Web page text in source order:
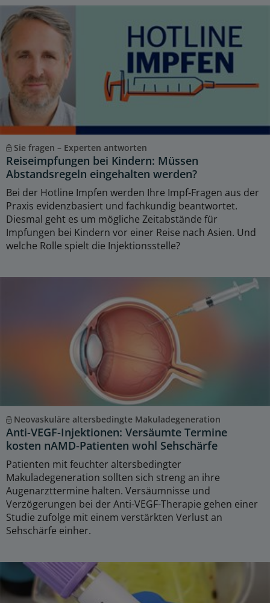
Sie fragen – Experten antworten
Reiseimpfungen bei Kindern: Müssen
Abstandsregeln eingehalten werden?
Bei der Hotline Impfen werden Ihre Impf-Fragen aus der
Praxis evidenzbasiert und fachkundig beantwortet.
Diesmal geht es um mögliche Zeitabstände für
Impfungen bei Kindern vor einer Reise nach Asien. Und
welche Rolle spielt die Injektionsstelle?
Neovaskuläre altersbedingte Makuladegeneration
Anti-VEGF-Injektionen: Versäumte Termine
kosten nAMD-Patienten wohl Sehschärfe
Patienten mit feuchter altersbedingter
Makuladegeneration sollten sich streng an ihre
Augenarzttermine halten. Versäumnisse und
Verzögerungen bei der Anti-VEGF-Therapie gehen einer
Studie zufolge mit einem verstärkten Verlust an
Sehschärfe einher.